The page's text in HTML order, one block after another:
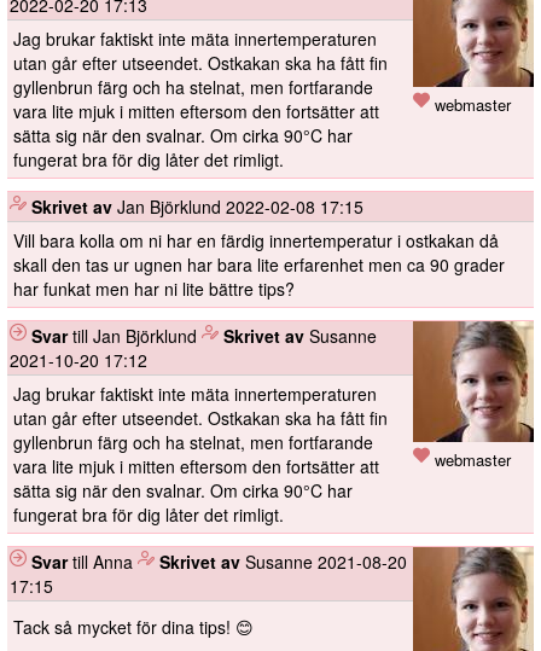
webmaster
Jag brukar faktiskt inte mäta innertemperaturen
utan går efter utseendet. Ostkakan ska ha fått fin
gyllenbrun färg och ha stelnat, men fortfarande
vara lite mjuk i mitten eftersom den fortsätter att
sätta sig när den svalnar. Om cirka 90°C har
fungerat bra för dig låter det rimligt.
Skrivet av Jan Björklund 2022-02-08 17:15
Vill bara kolla om ni har en färdig innertemperatur i ostkakan då
skall den tas ur ugnen har bara lite erfarenhet men ca 90 grader
har funkat men har ni lite bättre tips?
webmaster
Svartill Jan Björklund Skrivet av Susanne
2021-10-20 17:12
Jag brukar faktiskt inte mäta innertemperaturen
utan går efter utseendet. Ostkakan ska ha fått fin
gyllenbrun färg och ha stelnat, men fortfarande
vara lite mjuk i mitten eftersom den fortsätter att
sätta sig när den svalnar. Om cirka 90°C har
fungerat bra för dig låter det rimligt.
Svartill Anna Skrivet av Susanne 2021-08-20
17:15
Tack så mycket för dina tips! 😊